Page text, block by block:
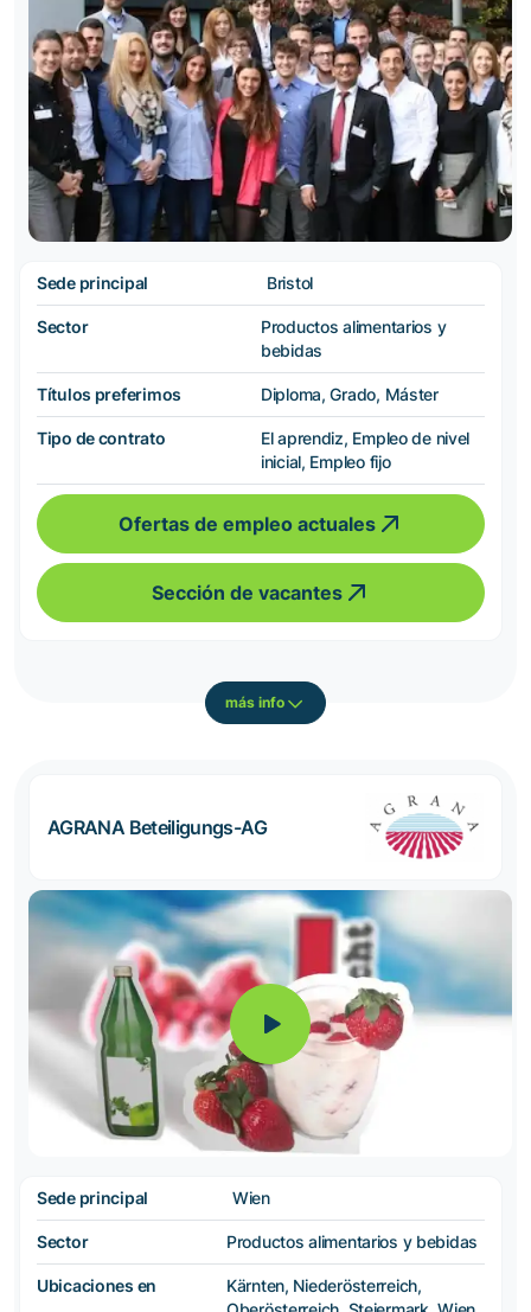
Sede principal Bristol
Sector
Productos alimentarios y
bebidas
Títulos preferimos Diploma, Grado, Máster
Tipo de contrato
El aprendiz, Empleo de nivel
inicial, Empleo fijo
Ofertas de empleo actuales
Sección de vacantes
más info
AGRANA Beteiligungs-AG
Sede principal Wien
Sector Productos alimentarios y bebidas
Ubicaciones en
Kärnten, Niederösterreich,